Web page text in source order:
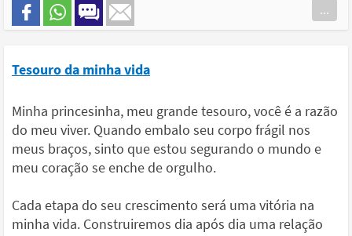
...
Tesouro da minha vida
Minha princesinha, meu grande tesouro, você é a razão
do meu viver. Quando embalo seu corpo frágil nos
meus braços, sinto que estou segurando o mundo e
meu coração se enche de orgulho.
Cada etapa do seu crescimento será uma vitória na
minha vida. Construiremos dia após dia uma relação